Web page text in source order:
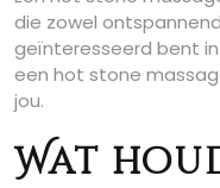
die zowel
geïnteresseerd bent
een hot stone
jou.
Wat